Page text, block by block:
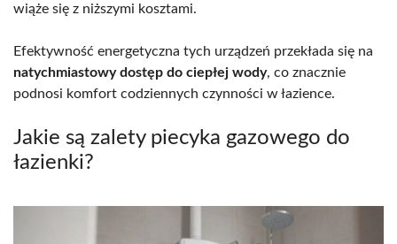
wiąże się z niższymi kosztami.
Efektywność energetyczna tych urządzeń przekłada się na
natychmiastowy dostęp do ciepłej wody, co znacznie
podnosi komfort codziennych czynności w łazience.
Jakie są zalety piecyka gazowego do
łazienki?